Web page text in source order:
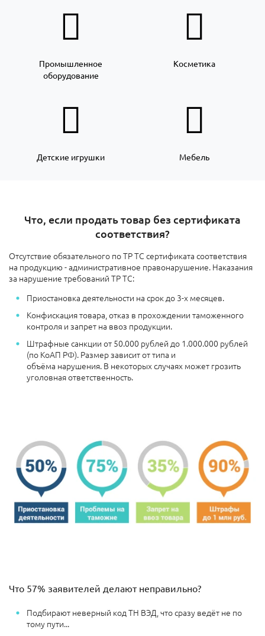
Промышленное
оборудование
Косметика
Детские игрушки Мебель
Что, если продать товар без сертификата
соответствия?
Отсутствие обязательного по ТР ТС сертификата соответствия
на продукцию - административное правонарушение. Наказания
за нарушение требований ТР ТС:
Приостановка деятельности на срок до 3-х месяцев.
Конфискация товара, отказ в прохождении таможенного
контроля и запрет на ввоз продукции.
Штрафные санкции от 50.000 рублей до 1.000.000 рублей
(по КоАП РФ). Размер зависит от типа и
объёма нарушения. В некоторых случаях может грозить
уголовная ответственность.
Что 57% заявителей делают неправильно?
Подбирают неверный код ТН ВЭД, что сразу ведёт не по
тому пути...